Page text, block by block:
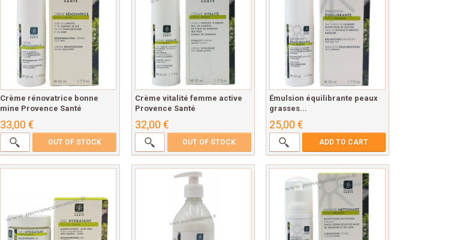
Crème rénovatrice bonne
mine Provence Santé
33,00 €
OUT OF STOCK
Crème vitalité femme active
Provence Santé
32,00 €
OUT OF STOCK
Émulsion équilibrante peaux
grasses...
25,00 €
ADD TO CART